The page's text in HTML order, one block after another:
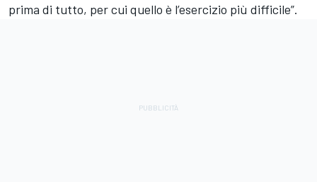
prima di tutto, per cui quello è l’esercizio più difficile”.